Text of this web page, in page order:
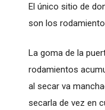
El único sitio de
son los
La goma de la
rodamientos
al secar va
secarla de vez en